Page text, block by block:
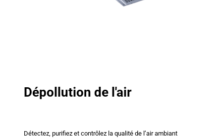
Dépollution de l'air
Détectez, purifiez et contrôlez la qualité de l’air ambiant